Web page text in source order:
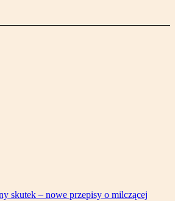
skutek – nowe przepisy o milczącej